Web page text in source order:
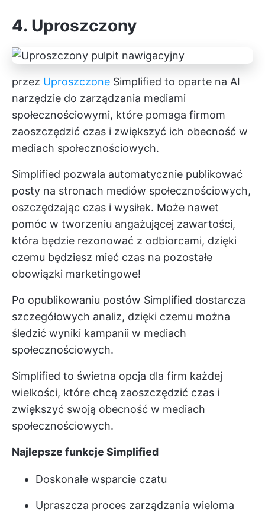
4. Uproszczony
przez Uproszczone Simplified to oparte na AI
narzędzie do zarządzania mediami
społecznościowymi, które pomaga firmom
zaoszczędzić czas i zwiększyć ich obecność w
mediach społecznościowych.
Simplified pozwala automatycznie publikować
posty na stronach mediów społecznościowych,
oszczędzając czas i wysiłek. Może nawet
pomóc w tworzeniu angażującej zawartości,
która będzie rezonować z odbiorcami, dzięki
czemu będziesz mieć czas na pozostałe
obowiązki marketingowe!
Po opublikowaniu postów Simplified dostarcza
szczegółowych analiz, dzięki czemu można
śledzić wyniki kampanii w mediach
społecznościowych.
Simplified to świetna opcja dla firm każdej
wielkości, które chcą zaoszczędzić czas i
zwiększyć swoją obecność w mediach
społecznościowych.
Najlepsze funkcje Simplified
Doskonałe wsparcie czatu
Upraszcza proces zarządzania wieloma